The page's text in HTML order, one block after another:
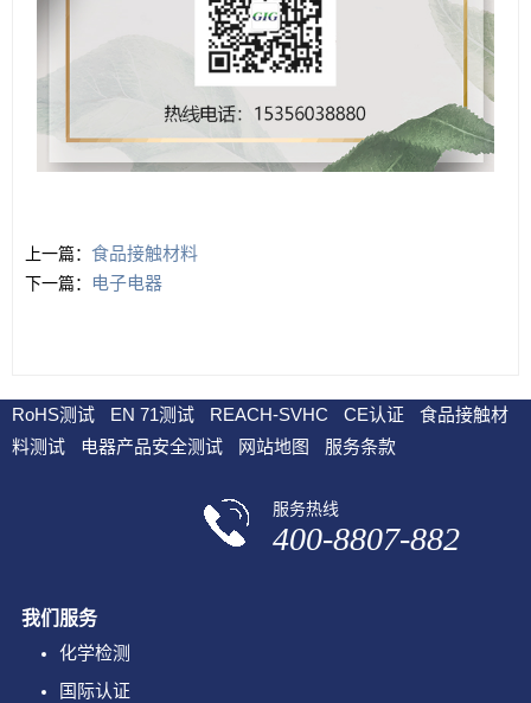
上一篇： 食品接触材料
下一篇： 电子电器
RoHS测试 EN 71测试 REACH-SVHC CE认证
食品接触材
料测试
电器产品安全测试 网站地图 服务条款
服务热线
400-8807-882
我们服务
化学检测
国际认证